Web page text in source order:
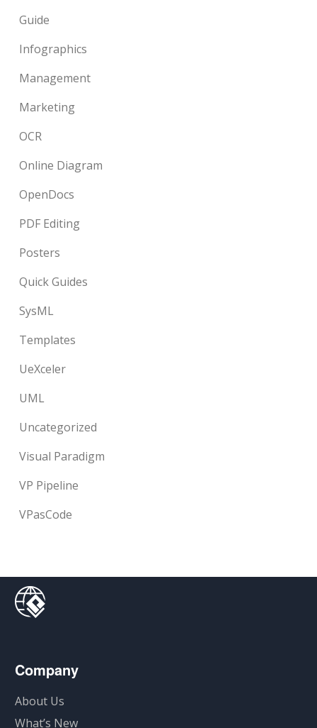
Guide
Infographics
Management
Marketing
OCR
Online Diagram
OpenDocs
PDF Editing
Posters
Quick Guides
SysML
Templates
UeXceler
UML
Uncategorized
Visual Paradigm
VP Pipeline
VPasCode
Company
About Us
What’s New